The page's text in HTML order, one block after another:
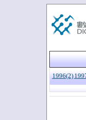
1996(2)